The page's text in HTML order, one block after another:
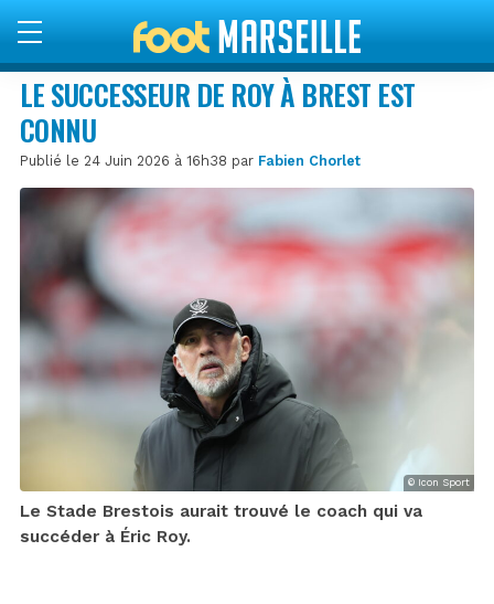
LE SUCCESSEUR DE ROY À BREST EST
CONNU
Publié le 24 Juin 2026 à 16h38 par Fabien Chorlet
© Icon Sport
Le Stade Brestois aurait trouvé le coach qui va
succéder à Éric Roy.